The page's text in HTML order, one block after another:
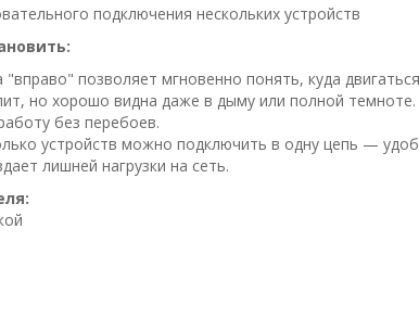
подключения нескольких устройств
"вправо" позволяет мгновенно понять, куда
но хорошо видна даже в дыму или полной темноте.
без перебоев.
устройств можно подключить в одну цепь —
лишней нагрузки на сеть.